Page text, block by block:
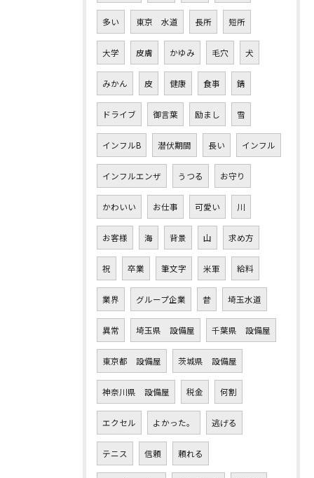
多い 東京 水道 長所 短所
大学 皮膚 かゆみ 毛穴 犬
みかん 皮 健康 食事 錆
ドライブ 御言葉 励まし 雪
インフルB 潜伏期間 長い インフル
インフルエンザ うつる お守り
かわいい お仕事 可愛い 川
お客様 海 背景 山 求め方
祝 卒業 筆文字 米軍 給料
業界 グループ企業 昔 埼玉水道
異常 埼玉県 設備屋 千葉県 設備屋
東京都 設備屋 茨城県 設備屋
神奈川県 設備屋 税金 何割
エクセル よかった。 逃げる
テニス 信頼 頼れる